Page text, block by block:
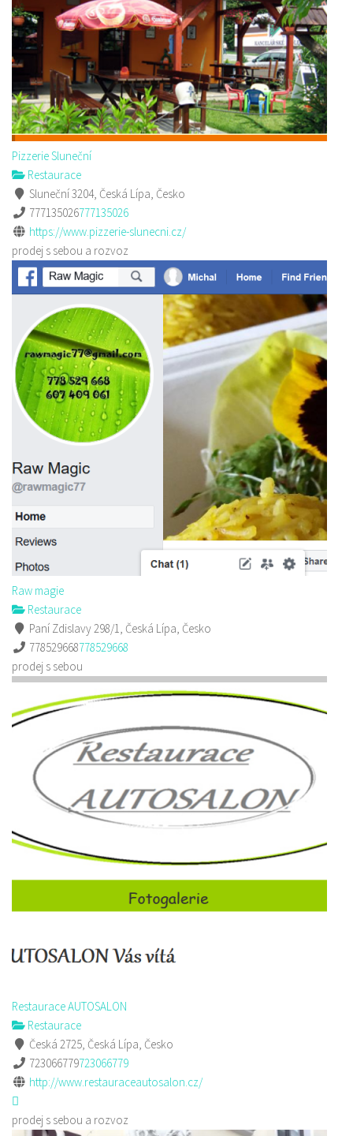
Pizzerie Sluneční
Restaurace
Sluneční 3204, Česká Lípa, Česko
777135026777135026
https://www.pizzerie-slunecni.cz/
prodej s sebou a rozvoz
Raw magie
Restaurace
Paní Zdislavy 298/1, Česká Lípa, Česko
778529668778529668
prodej s sebou
Restaurace AUTOSALON
Restaurace
Česká 2725, Česká Lípa, Česko
723066779723066779
http://www.restauraceautosalon.cz/
prodej s sebou a rozvoz